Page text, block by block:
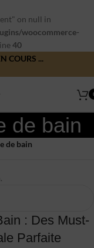
on null in
woocommerce-
40
COURS ...
de bain
de bain
: Des Must-
Parfaite